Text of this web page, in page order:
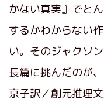
かない真実』でと
するかわからない
い。そのジャクソ
長篇に挑んだのが、
京子訳／創元推理